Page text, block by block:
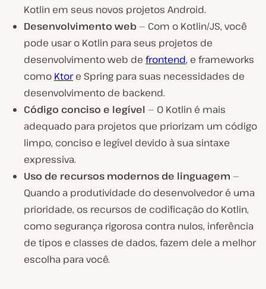
Kotlin em seus novos projetos Android.
Desenvolvimento web— Com o Kotlin/JS, você
pode usar o Kotlin para seus projetos de
desenvolvimento web de frontend, e frameworks
como Ktore Spring para suas necessidades de
desenvolvimento de backend.
Código conciso e legível — O Kotlin é mais
adequado para projetos que priorizam um código
limpo, conciso e legível devido à sua sintaxe
expressiva.
Uso de recursos modernos de linguagem —
Quando a produtividade do desenvolvedor é uma
prioridade, os recursos de codificação do Kotlin,
como segurança rigorosa contra nulos, inferência
de tipos e classes de dados, fazem dele a melhor
escolha para você.